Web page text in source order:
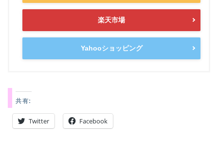
楽天市場
Yahooショッピング
共有:
Twitter Facebook